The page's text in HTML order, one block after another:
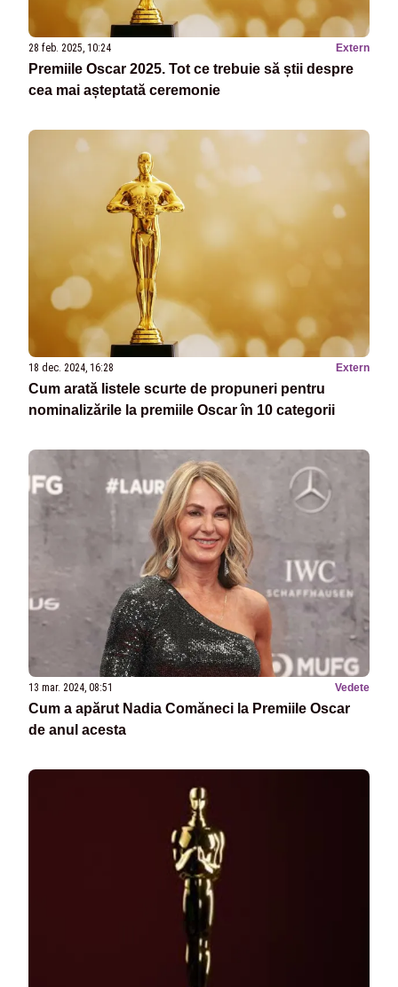
28 feb. 2025, 10:24 Extern
Premiile Oscar 2025. Tot ce trebuie să știi despre
cea mai așteptată ceremonie
18 dec. 2024, 16:28 Extern
Cum arată listele scurte de propuneri pentru
nominalizările la premiile Oscar în 10 categorii
13 mar. 2024, 08:51 Vedete
Cum a apărut Nadia Comăneci la Premiile Oscar
de anul acesta